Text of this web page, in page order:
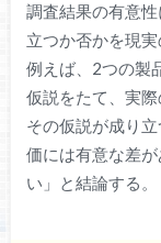
調査結果の有意
立つか否かを現
例えば、2つの製
仮説をたて、実際
その仮説が成り
価には有意な差
い」と結論する。